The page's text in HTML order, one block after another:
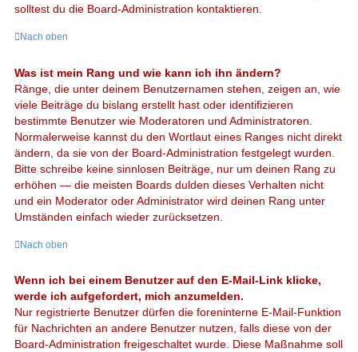
solltest du die Board-Administration kontaktieren.
Nach oben
Was ist mein Rang und wie kann ich ihn ändern?
Ränge, die unter deinem Benutzernamen stehen, zeigen an, wie
viele Beiträge du bislang erstellt hast oder identifizieren
bestimmte Benutzer wie Moderatoren und Administratoren.
Normalerweise kannst du den Wortlaut eines Ranges nicht direkt
ändern, da sie von der Board-Administration festgelegt wurden.
Bitte schreibe keine sinnlosen Beiträge, nur um deinen Rang zu
erhöhen — die meisten Boards dulden dieses Verhalten nicht
und ein Moderator oder Administrator wird deinen Rang unter
Umständen einfach wieder zurücksetzen.
Nach oben
Wenn ich bei einem Benutzer auf den E-Mail-Link klicke,
werde ich aufgefordert, mich anzumelden.
Nur registrierte Benutzer dürfen die foreninterne E-Mail-Funktion
für Nachrichten an andere Benutzer nutzen, falls diese von der
Board-Administration freigeschaltet wurde. Diese Maßnahme soll